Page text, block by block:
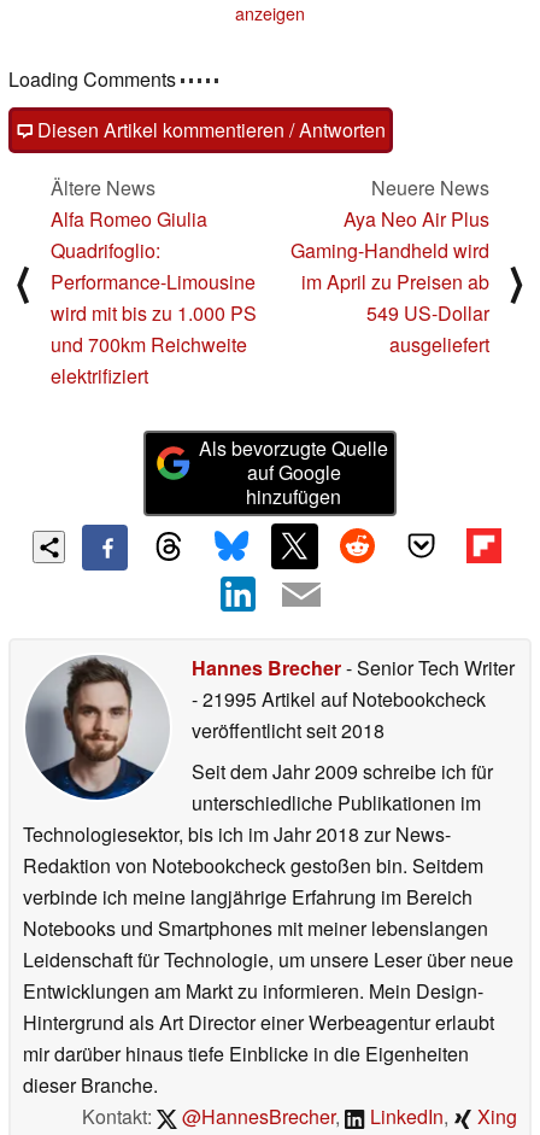
anzeigen
Loading Comments
Diesen Artikel kommentieren / Antworten
⟨
Ältere News
Alfa Romeo Giulia
Quadrifoglio:
Performance-Limousine
wird mit bis zu 1.000 PS
und 700km Reichweite
elektrifiziert
Neuere News
Aya Neo Air Plus
Gaming-Handheld wird
im April zu Preisen ab
549 US-Dollar
ausgeliefert
⟩
Als bevorzugte Quelle
auf Google
hinzufügen
Hannes Brecher- Senior Tech Writer
- 21995 Artikel auf Notebookcheck
veröffentlichtseit 2018
Seit dem Jahr 2009 schreibe ich für
unterschiedliche Publikationen im
Technologiesektor, bis ich im Jahr 2018 zur News-
Redaktion von Notebookcheck gestoßen bin. Seitdem
verbinde ich meine langjährige Erfahrung im Bereich
Notebooks und Smartphones mit meiner lebenslangen
Leidenschaft für Technologie, um unsere Leser über neue
Entwicklungen am Markt zu informieren. Mein Design-
Hintergrund als Art Director einer Werbeagentur erlaubt
mir darüber hinaus tiefe Einblicke in die Eigenheiten
dieser Branche.
Kontakt:
@HannesBrecher, LinkedIn, Xing